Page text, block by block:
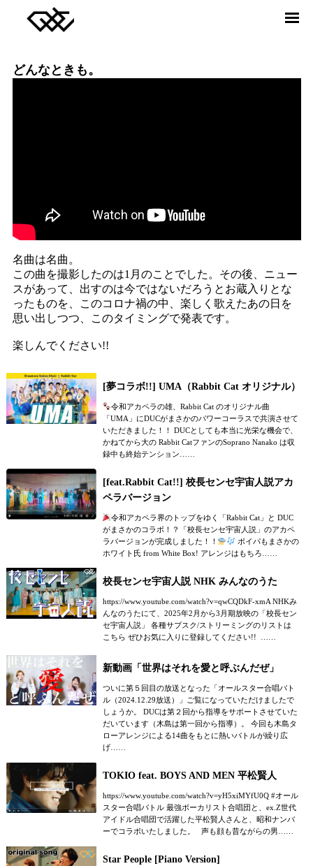
どんなときも。
名曲は名曲。
この曲を撮影したのは1月のことでした。その後、ニュー
スがあって、出すのは今ではないだろうとお蔵入りとな
ったものを、このコロナ禍の中、楽しく歌えたあの日を
思い出しつつ、このタイミングで発表です。
楽しんでください!!
[夢コラボ!!] UMA（Rabbit Cat オリジナル）
令和アカペラの雄、Rabbit Cat のオリジナル曲
「UMA」にDUCがまさかのパワーコーラスで共演させて
いただきました！！ DUCとしても本当に光栄な機会で、
かねてから大の Rabbit CatファンのSoprano Nanako は収
録中も終始テンション……
[feat.Rabbit Cat!!] 校長センセ宇宙人説アカ
ペラバージョン
令和アカペラ界のトップをゆく「Rabbit Cat」と DUC
がまさかのコラボ！？「校長センセ宇宙人説」のアカペ
ラバージョンが完成しました！！
ボイパもまさかの
ホワイト氏 from White Box! アレンジはもちろ……
校長センセ宇宙人説 NHK みんなのうた
https://www.youtube.com/watch?v=qwCQDkF-xmA NHKみ
んなのうたにて、2025年2月から3月期放映の「校長セン
セ宇宙人説」 各種サブスク/ストリーミングのリストは
こちら ぜひお気に入りに登録してください!! ……
新動画「世界はそれを愛と呼ぶんだぜ」
ついに第５回目の放送となった「オールスター合唱バト
ル（2024.12.29放送）」ご覧になっていただけましたで
しょうか。 DUCは第２回から指導をサポートさせていた
だいています（木島は第一回から指導）。 今回も木島タ
ローアレンジによる14曲をもとに熱いバトルが繰り広
げ……
TOKIO feat. BOYS AND MEN 平松賢人
https://www.youtube.com/watch?v=yH5xiMYfU0Q #オール
スター合唱バトル 最強ボーカリスト合唱団と、ex.Z世代
アイドル合唱団で活躍した平松賢人さんと、昭和ナンバ
ーでコラボいたしました。 声も顔も昔ながらの男……
Star People [Piano Version]
Instagram
YouTube